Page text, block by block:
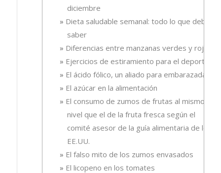
diciembre
Dieta saludable semanal: todo lo que debes
saber
Diferencias entre manzanas verdes y rojas
Ejercicios de estiramiento para el deporte
El ácido fólico, un aliado para embarazadas.
El azúcar en la alimentación
El consumo de zumos de frutas al mismo
nivel que el de la fruta fresca según el
comité asesor de la guía alimentaria de los
EE.UU.
El falso mito de los zumos envasados
El licopeno en los tomates